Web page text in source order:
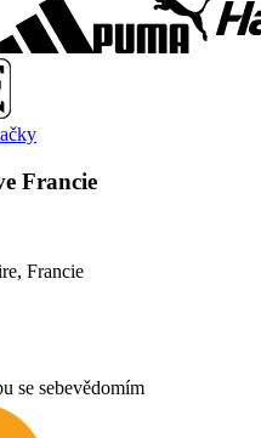
Francie
Francie
se sebevědomím